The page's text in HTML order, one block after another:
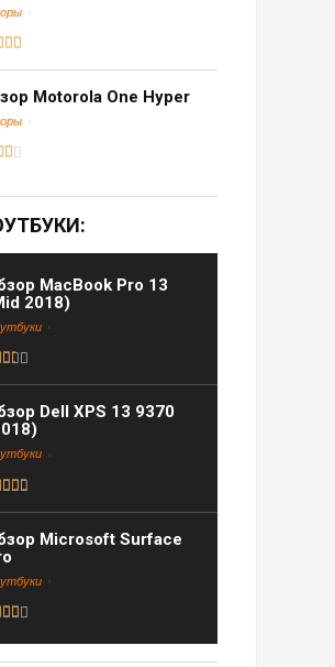
Motorola One Hyper
MacBook Pro 13
2018)
Dell XPS 13 9370
Microsoft Surface